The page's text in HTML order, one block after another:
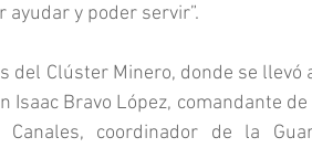
ayudar y poder servir”.
del Clúster Minero, donde se llevó
Isaac Bravo López, comandante
Canales, coordinador de la